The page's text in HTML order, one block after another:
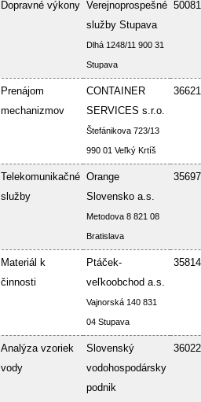
Dopravné výkony Verejnoprospešné
služby Stupava
Dlhá 1248/11 900 31
Stupava
Prenájom
mechanizmov
CONTAINER
SERVICES s.r.o.
Štefánikova 723/13
990 01 Veľký Krtíš
Telekomunikačné
služby
Orange
Slovensko a.s.
Metodova 8 821 08
Bratislava
Materiál k
činnosti
Ptáček-
veľkoobchod a.s.
Vajnorská 140 831
04 Stupava
Analýza vzoriek
vody
Slovenský
vodohospodársky
podnik